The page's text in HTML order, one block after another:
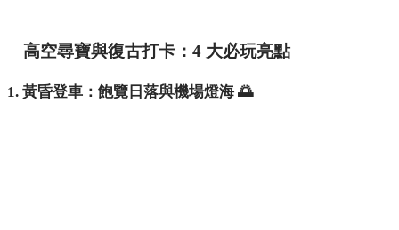
高空尋寶與復古打卡：4 大必玩亮點
1. 黃昏登車：飽覽日落與機場燈海 🌅